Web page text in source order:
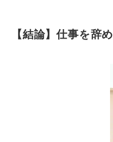
【結論】仕事を辞